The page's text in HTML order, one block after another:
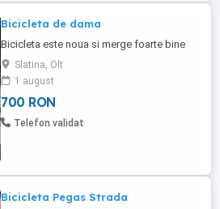
Bicicleta de dama
Bicicleta este noua si merge foarte bine
Slatina, Olt
1 august
700 RON
Telefon validat
Bicicleta Pegas Strada